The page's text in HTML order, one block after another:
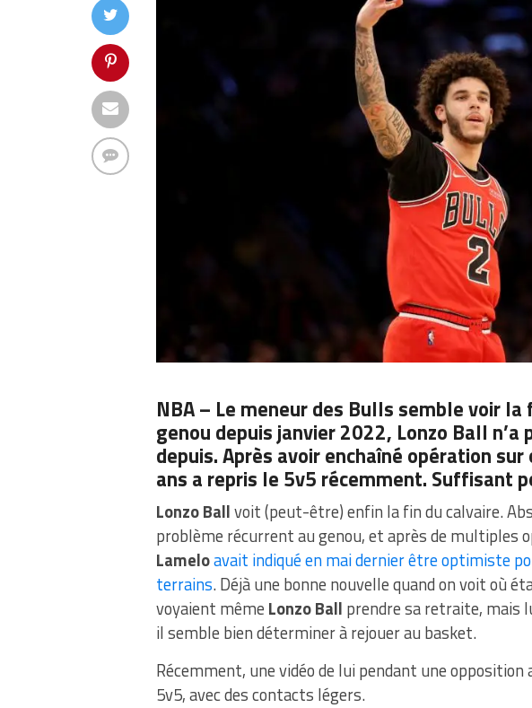
NBA – Le meneur des Bulls semble voir
genou depuis janvier 2022, Lonzo Ball
depuis. Après avoir enchaîné opération
ans a repris le 5v5 récemment. Suffisant
Lonzo Ballvoit (peut-être) enfin la fin du calvaire.
problème récurrent au genou, et après de multiples
Lameloavait indiqué en mai dernier être optimiste
terrains. Déjà une bonne nouvelle quand on voit où
voyaient même Lonzo Ball prendre sa retraite, mais
il semble bien déterminer à rejouer au basket.
Récemment, une vidéo de lui pendant une
5v5, avec des contacts légers.